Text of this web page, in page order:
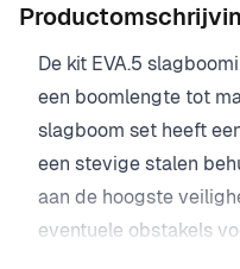
De kit EVA.5
een boomlengte tot
slagboom set heeft
een stevige stalen
aan de hoogste
eventuele obstakels